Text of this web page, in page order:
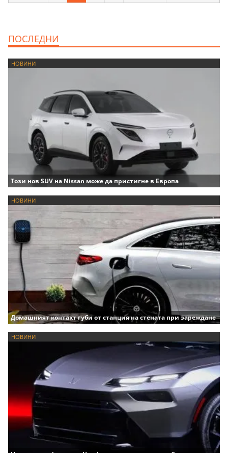
ПОСЛЕДНИ
НОВИНИ
Този нов SUV на Nissan може да пристигне в Европа
НОВИНИ
Домашният контакт губи от станция на стената при зареждане
НОВИНИ